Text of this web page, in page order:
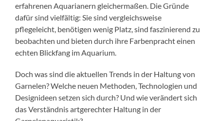
erfahrenen Aquarianern gleichermaßen. Die Gründe
dafür sind vielfältig: Sie sind vergleichsweise
pflegeleicht, benötigen wenig Platz, sind faszinierend zu
beobachten und bieten durch ihre Farbenpracht einen
echten Blickfang im Aquarium.
Doch was sind die aktuellen Trends in der Haltung von
Garnelen? Welche neuen Methoden, Technologien und
Designideen setzen sich durch? Und wie verändert sich
das Verständnis artgerechter Haltung in der